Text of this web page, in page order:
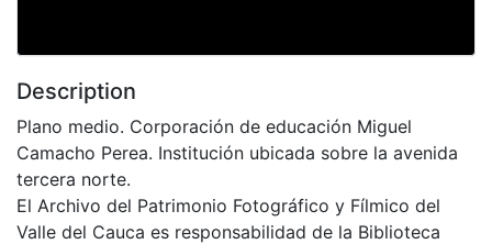
Description
Plano medio. Corporación de educación Miguel
Camacho Perea. Institución ubicada sobre la avenida
tercera norte.
El Archivo del Patrimonio Fotográfico y Fílmico del
Valle del Cauca es responsabilidad de la Biblioteca